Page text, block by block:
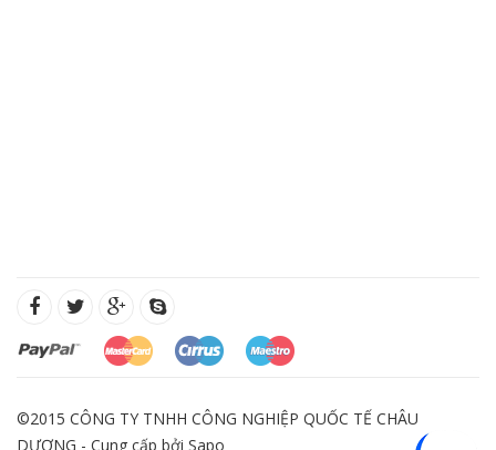
©2015 CÔNG TY TNHH CÔNG NGHIỆP QUỐC TẾ CHÂU
DƯƠNG - Cung cấp bởi Sapo